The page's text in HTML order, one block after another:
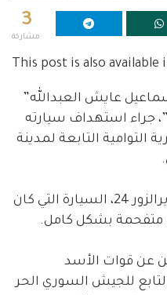
3
مشاركة
This post is also available
عايش العبدالله”
جراء استهداف سيارته
التوامية التابعة لمدينة
وأظهرت الصور التي نشرتها ديرالزور 24، السيارة التي كان
متفحمة بشكل كامل.
عن قوات الأسد
للجيش السوري الحر